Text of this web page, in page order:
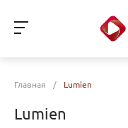
Главная / Lumien
Lumien